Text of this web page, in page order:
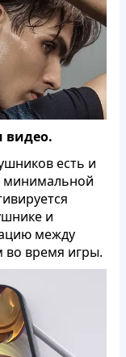
видео.
есть и
минимальной
и
между
во время игры.